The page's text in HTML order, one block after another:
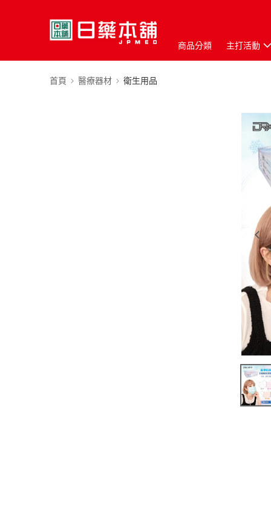
商品分類 主打活動
首頁 醫療器材 衛生用品